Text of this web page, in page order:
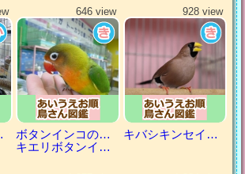
ウ
646 view
ボタンインコの仲間
キエリボタンインコ
928 view
キバシキンセイチョウ